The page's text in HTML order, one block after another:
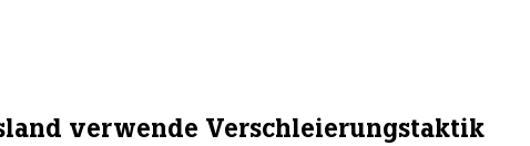
verwende Verschleierungstaktik